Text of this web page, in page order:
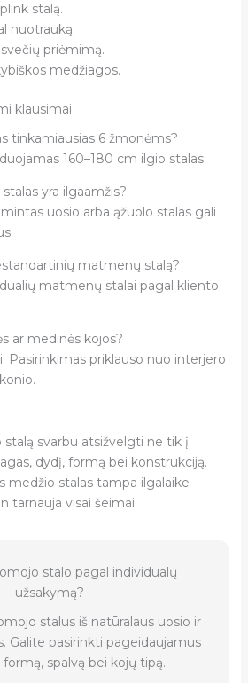
stalą.
nuotrauką.
priėmimą.
medžiagos.
klausimai
tinkamiausias 6 žmonėms?
160–180 cm ilgio stalas.
yra ilgaamžis?
uosio arba ąžuolo stalas gali
matmenų stalą?
matmenų stalai pagal kliento
ar medinės kojos?
Pasirinkimas priklauso nuo interjero
svarbu atsižvelgti ne tik į
dydį, formą bei konstrukciją.
medžio stalas tampa ilgalaike
tarnauja visai šeimai.
stalo pagal individualų
užsakymą?
stalus iš natūralaus uosio ir
Galite pasirinkti pageidaujamus
spalvą bei kojų tipą.